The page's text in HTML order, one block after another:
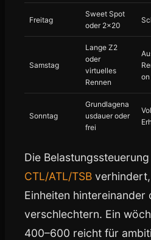
Freitag
Sweet Spot
oder 2×20
Samstag
Lange Z2
oder
virtuelles
Rennen
on
Sonntag
Grundlagena
usdauer oder
frei
Die
CTL/ATL/TSB
Einheiten hintereinander
verschlechtern. Ein
400–600 reicht für